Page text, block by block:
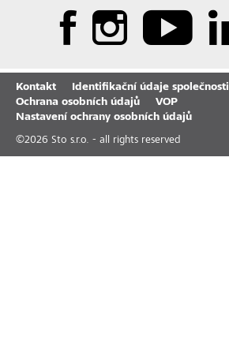
Kontakt
Identifikační údaje společnosti
Ochrana osobních údajů
VOP
Nastavení ochrany osobních údajů
©2026 Sto s.r.o. - all rights reserved